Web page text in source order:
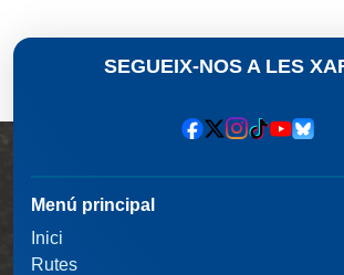
SEGUEIX-NOS A LES
Menú principal
Inici
Rutes